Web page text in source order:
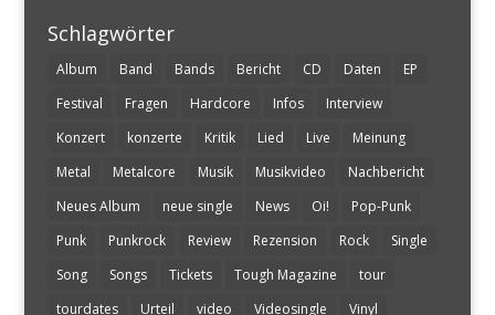
Schlagwörter
Album Band Bands Bericht CD Daten
EP
Festival
Fragen Hardcore Infos
Interview
Konzert
konzerte Kritik Lied Live
Meinung
Metal
Metalcore Musik Musikvideo
Nachbericht
Neues Album
neue single News Oi!
Pop-Punk
Punk
Punkrock Review Rezension Rock
Single
Song
Songs Tickets Tough Magazine
tour
tourdates
Urteil video Videosingle Vinyl